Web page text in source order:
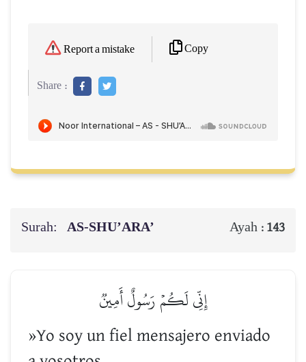
Report a mistake Copy
Share :
Surah: AS-SHU’ARA’ Ayah : 143
إِنِّي لَكُمۡ رَسُولٌ أَمِينٞ
»Yo soy un fiel mensajero enviado